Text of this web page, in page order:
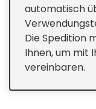
Textilien
Inverter
längere
LAVAMAT
ProSense®-
automatisch
Die Spedition
Ihnen, um mit
vereinbaren.